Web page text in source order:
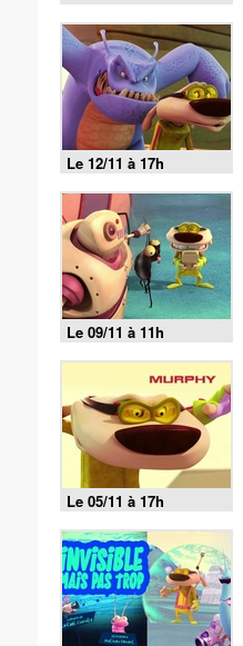
Le 12/11 à 17h
Le 09/11 à 11h
Le 05/11 à 17h